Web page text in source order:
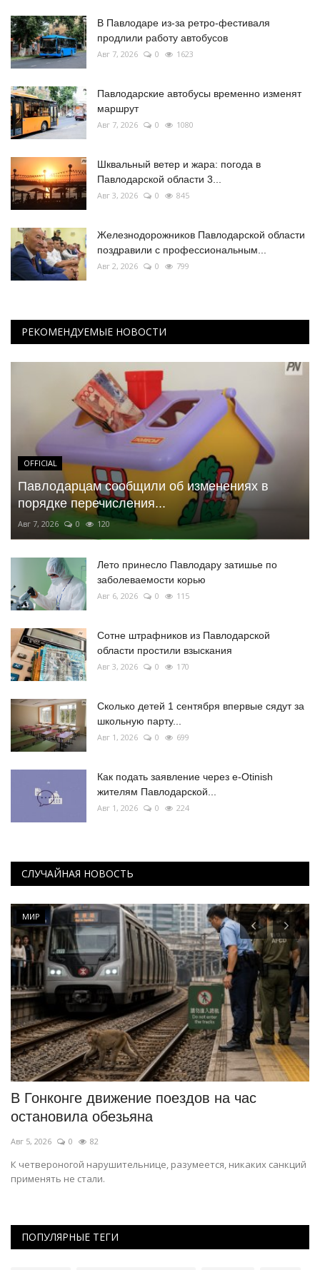
В Павлодаре из-за ретро-фестиваля
продлили работу автобусов
Авг 7, 2026 0 1623
Павлодарские автобусы временно изменят
маршрут
Авг 7, 2026 0 1080
Шквальный ветер и жара: погода в
Павлодарской области 3...
Авг 3, 2026 0 845
Железнодорожников Павлодарской области
поздравили с профессиональным...
Авг 2, 2026 0 799
РЕКОМЕНДУЕМЫЕ НОВОСТИ
OFFICIAL
Павлодарцам сообщили об изменениях в
порядке перечисления...
Авг 7, 2026 0 120
Лето принесло Павлодару затишье по
заболеваемости корью
Авг 6, 2026 0 115
Сотне штрафников из Павлодарской
области простили взыскания
Авг 3, 2026 0 170
Сколько детей 1 сентября впервые сядут за
школьную парту...
Авг 1, 2026 0 699
Как подать заявление через e-Otinish
жителям Павлодарской...
Авг 1, 2026 0 224
СЛУЧАЙНАЯ НОВОСТЬ
МИР
В Гонконге движение поездов на час
остановила обезьяна
Авг 5, 2026 0 82
К четвероногой нарушительнице, разумеется, никаких санкций
применять не стали.
ПОПУЛЯРНЫЕ ТЕГИ